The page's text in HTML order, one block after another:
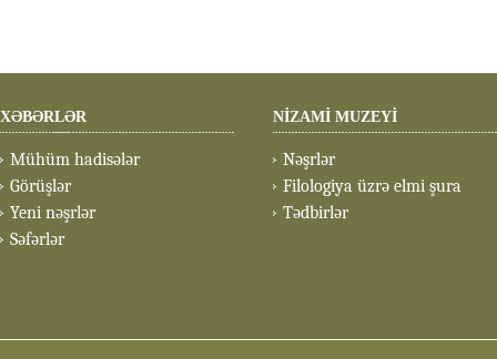
XƏBƏRLƏR
Mühüm hadisələr
Görüşlər
Yeni nəşrlər
Səfərlər
NİZAMİ MUZEYİ
Nəşrlər
Filologiya üzrə elmi şura
Tədbirlər